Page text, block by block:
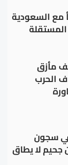
مع السعودية
مأزق
الحرب
سجون
جحيم لا يطاق